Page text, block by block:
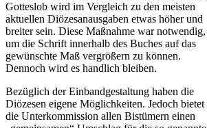
Gotteslob wird im Vergleich zu den meisten
aktuellen Diözesanausgaben etwas höher und
breiter sein. Diese Maßnahme war notwendig,
um die Schrift innerhalb des Buches auf das
gewünschte Maß vergrößern zu können.
Dennoch wird es handlich bleiben.
Bezüglich der Einbandgestaltung haben die
Diözesen eigene Möglichkeiten. Jedoch bietet
die Unterkommission allen Bistümern einen